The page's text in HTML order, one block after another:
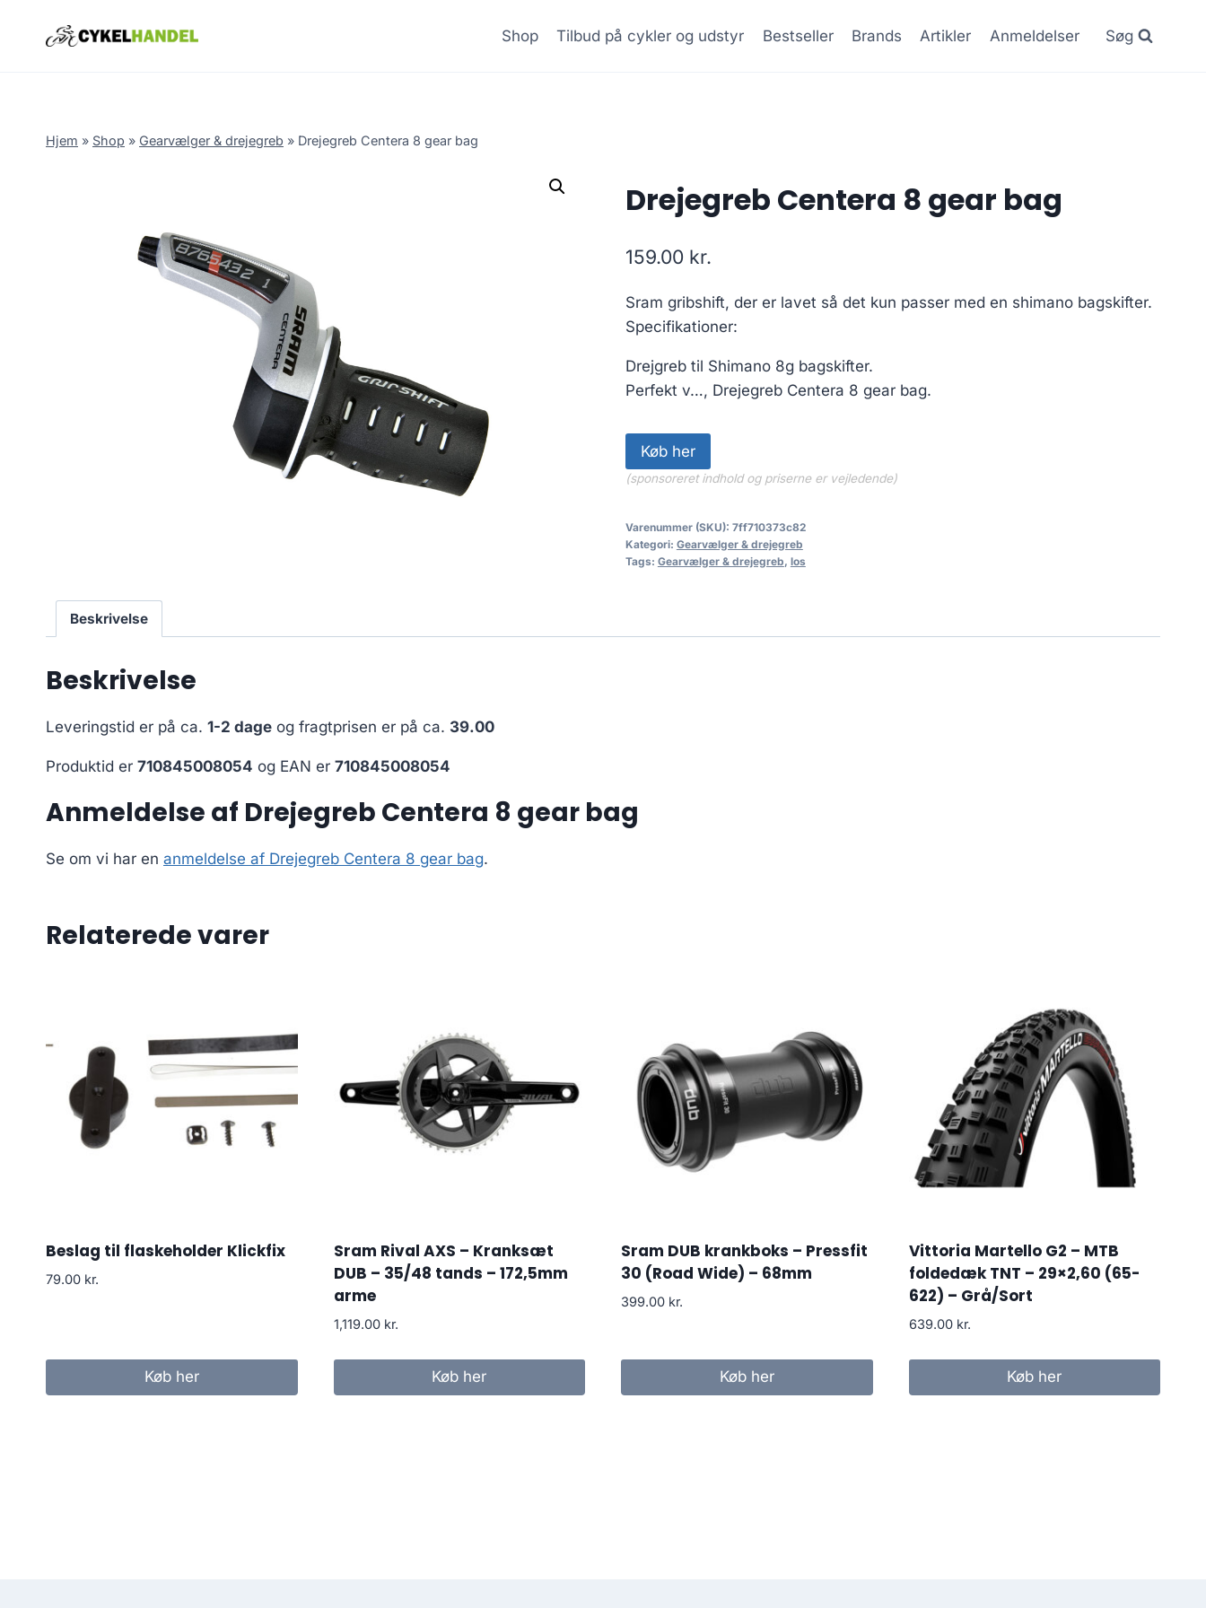
Shop Tilbud på cykler og udstyr Bestseller Brands Artikler Anmeldelser Søg
Hjem » Shop » Gearvælger & drejegreb » Drejegreb Centera 8 gear bag
Drejegreb Centera 8 gear bag
159.00 kr.
Sram gribshift, der er lavet så det kun passer med en shimano bagskifter.
Specifikationer:
Drejgreb til Shimano 8g bagskifter.
Perfekt v…, Drejegreb Centera 8 gear bag.
Køb her
(sponsoreret indhold og priserne er vejledende)
Varenummer (SKU): 7ff710373c82
Kategori: Gearvælger & drejegreb
Tags: Gearvælger & drejegreb, los
Beskrivelse
Beskrivelse
Leveringstid er på ca. 1-2 dage og fragtprisen er på ca. 39.00
Produktid er 710845008054 og EAN er 710845008054
Anmeldelse af Drejegreb Centera 8 gear bag
Se om vi har en anmeldelse af Drejegreb Centera 8 gear bag.
Relaterede varer
Beslag til flaskeholder Klickfix
79.00 kr.
Køb her
Sram Rival AXS – Kranksæt
DUB – 35/48 tands – 172,5mm
arme
1,119.00 kr.
Køb her
Sram DUB krankboks – Pressfit
30 (Road Wide) – 68mm
399.00 kr.
Køb her
Vittoria Martello G2 – MTB
foldedæk TNT – 29×2,60 (65-
622) – Grå/Sort
639.00 kr.
Køb her